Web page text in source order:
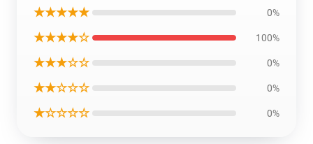
★★★★★ 0%
★★★★☆ 100%
★★★☆☆ 0%
★★☆☆☆ 0%
★☆☆☆☆ 0%